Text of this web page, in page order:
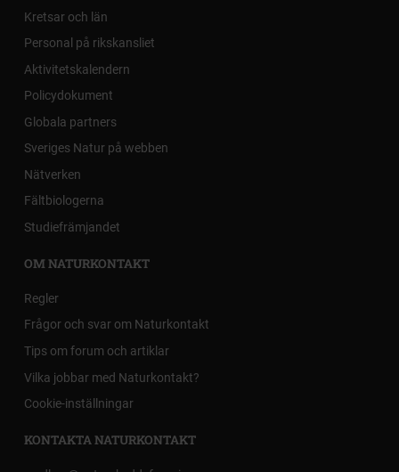
Kretsar och län
Personal på rikskansliet
Aktivitetskalendern
Policydokument
Globala partners
Sveriges Natur på webben
Nätverken
Fältbiologerna
Studiefrämjandet
OM NATURKONTAKT
Regler
Frågor och svar om Naturkontakt
Tips om forum och artiklar
Vilka jobbar med Naturkontakt?
Cookie-inställningar
KONTAKTA NATURKONTAKT